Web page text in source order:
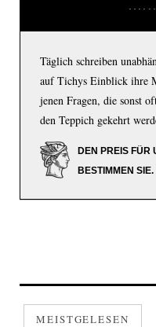
Täglich schreiben
auf Tichys Einblick ihre
jenen Fragen, die sonst
den Teppich gekehrt
DEN PREIS FÜR
BESTIMMEN SIE.
MEISTGELESEN